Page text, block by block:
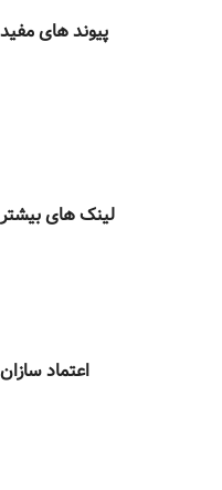
پیوند های مفید
لینک های بیشتر
اعتماد سازان